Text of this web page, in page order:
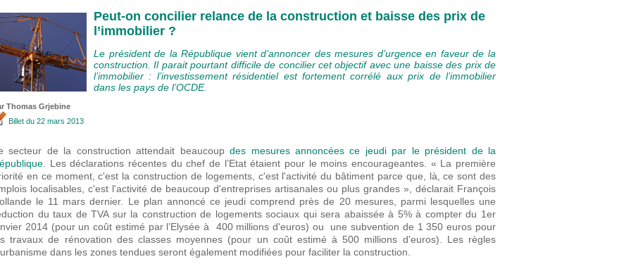
Peut-on concilier relance de la construction et baisse des prix de
l’immobilier ?
Le président de la République vient d’annoncer des mesures d’urgence en faveur de la
construction. Il parait pourtant difficile de concilier cet objectif avec une baisse des prix de
l’immobilier : l’investissement résidentiel est fortement corrélé aux prix de l’immobilier
dans les pays de l’OCDE.
Thomas Grjebine
Billet du 22 mars 2013
secteur de la construction attendait beaucoupdes mesures annoncées ce jeudi par le président de la
. Les déclarations récentes du chef de l’Etat étaient pour le moins encourageantes. « La première
en ce moment, c'est la construction de logements, c'est l'activité du bâtiment parce que, là, ce sont des
localisables, c'est l'activité de beaucoup d'entreprises artisanales ou plus grandes », déclarait François
le 11 mars dernier. Le plan annoncé ce jeudi comprend près de 20 mesures, parmi lesquelles une
du taux de TVA sur la construction de logements sociaux qui sera abaissée à 5% à compter du 1er
2014 (pour un coût estimé par l’Elysée à 400 millions d'euros) ou une subvention de 1 350 euros pour
travaux de rénovation des classes moyennes (pour un coût estimé à 500 millions d'euros). Les règles
dans les zones tendues seront également modifiées pour faciliter la construction.